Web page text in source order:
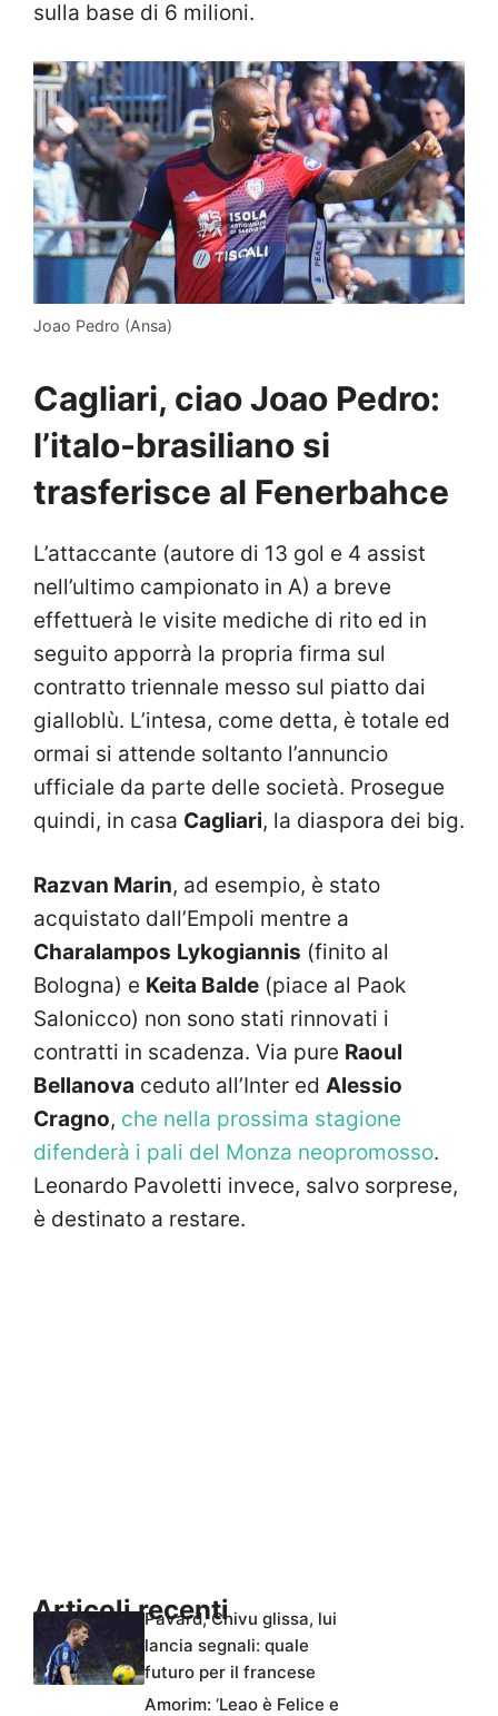
sulla base di 6 milioni.
Joao Pedro (Ansa)
Cagliari, ciao Joao Pedro:
l’italo-brasiliano si
trasferisce al Fenerbahce
L’attaccante (autore di 13 gol e 4 assist
nell’ultimo campionato in A) a breve
effettuerà le visite mediche di rito ed in
seguito apporrà la propria firma sul
contratto triennale messo sul piatto dai
gialloblù. L’intesa, come detta, è totale ed
ormai si attende soltanto l’annuncio
ufficiale da parte delle società. Prosegue
quindi, in casa Cagliari, la diaspora dei big.
Razvan Marin, ad esempio, è stato
acquistato dall’Empoli mentre a
Charalampos Lykogiannis (finito al
Bologna) e Keita Balde (piace al Paok
Salonicco) non sono stati rinnovati i
contratti in scadenza. Via pure Raoul
Bellanova ceduto all’Inter ed Alessio
Cragno, che nella prossima stagione
difenderà i pali del Monza neopromosso.
Leonardo Pavoletti invece, salvo sorprese,
è destinato a restare.
Articoli recentiPavard, Chivu glissa, lui
lancia segnali: quale
futuro per il francese
Amorim: ‘Leao è Felice e